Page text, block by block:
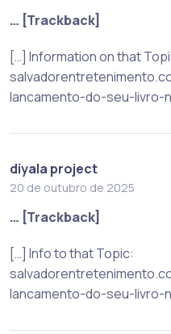
… [Trackback]
[…] Information on that
lancamento-do-seu-livro-
diyala project
20 de outubro de 2025
… [Trackback]
[…] Info to that Topic:
lancamento-do-seu-livro-